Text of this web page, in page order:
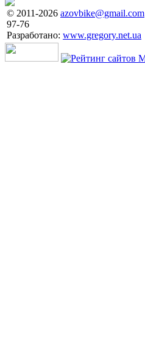
© 2011-2026 azovbike@gmail.com
97-76
Разработано: www.gregory.net.ua